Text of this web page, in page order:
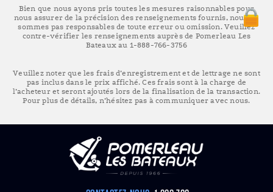
Bien que nous ayons pris toutes les mesures raisonnables pour
nous assurer de la précision des renseignements fournis, nous ne
sommes pas responsables de toute erreur ou omission. Veuillez
contre-vérifier les renseignements auprès de Pomerleau Les
Bateaux au 1-888-766-3756
Veuillez noter que les frais d’enregistrement et de lettrage ne sont
pas inclus dans le prix affiché. Ces frais sont à la charge de
l’acheteur et seront ajoutés lors de la finalisation de la transaction.
Pour plus de détails, n’hésitez pas à communiquer avec nous.